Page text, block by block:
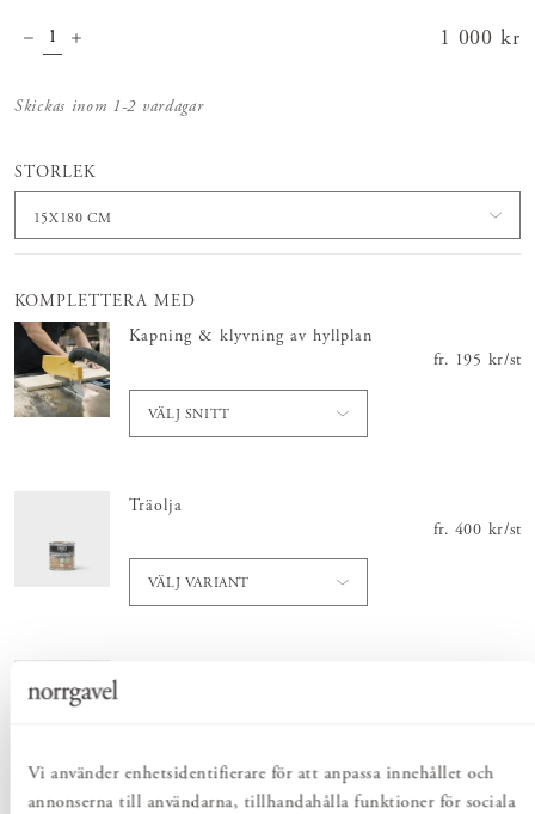
Vi använder enhetsidentifierare för att anpassa innehållet och
annonserna till användarna, tillhandahålla funktioner för sociala
Pris:
1 000 kr
Skickas inom 1-2 vardagar
STORLEK
15X180 CM
KOMPLETTERA MED
Kapning & klyvning av hyllplan
fr. Pris :195
195 kr/st
VÄLJ SNITT
Träolja
fr. Pris :400
400 kr/st
VÄLJ VARIANT